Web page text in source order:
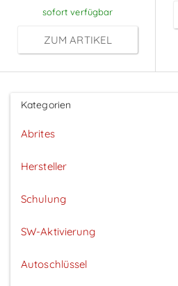
sofort verfügbar
ZUM ARTIKEL
Kategorien
Abrites
Hersteller
Schulung
SW-Aktivierung
Autoschlüssel